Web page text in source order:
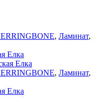
, Ламинат,
Елка
, Ламинат,
Елка